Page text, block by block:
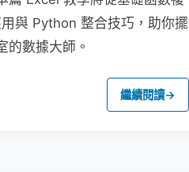
與 Python 整合技巧，助你擺
的數據大師。
繼續閱讀→